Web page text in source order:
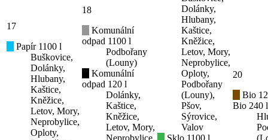
17
Papír 1100 l
Buškovice,
Dolánky,
Hlubany,
Kaštice,
Kněžice,
Letov, Mory,
Neprobylice,
Oploty,
18
Komunální
odpad 1100 l
Podbořany
(Louny)
Komunální
odpad 120 l
Dolánky,
Kaštice,
Kněžice,
Letov, Mory,
Dolánky,
Hlubany,
Kaštice,
Kněžice,
Letov, Mory,
Neprobylice,
Oploty,
Podbořany
(Louny),
Pšov,
Sýrovice,
Valov
20
Bio
Bio 240 l